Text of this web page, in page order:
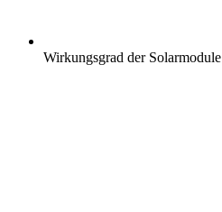
Wirkungsgrad der Solarmodule